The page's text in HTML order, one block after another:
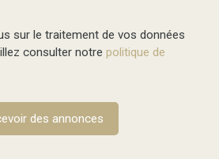
sur le traitement de vos données
consulter notre politique de
des annonces